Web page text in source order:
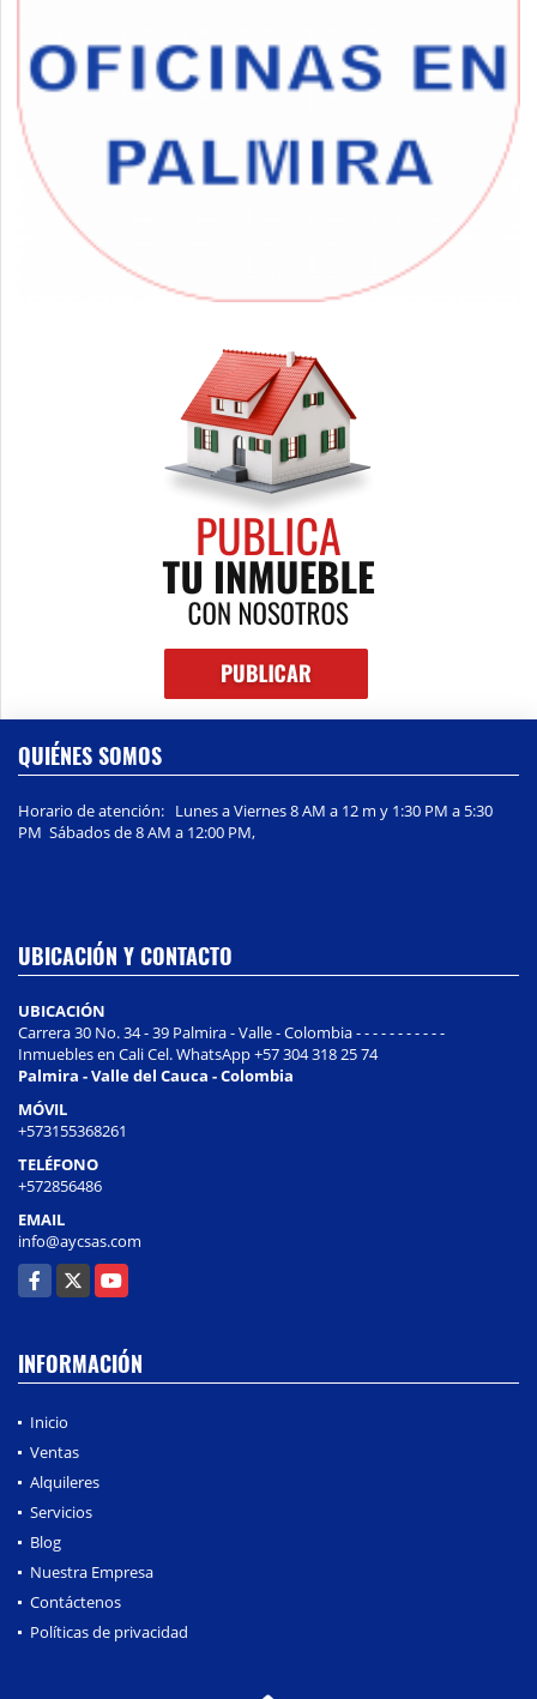
QUIÉNES SOMOS
Horario de atención: Lunes a Viernes 8 AM a 12 m y 1:30 PM a 5:30
PM Sábados de 8 AM a 12:00 PM,
UBICACIÓN Y CONTACTO
UBICACIÓN
Carrera 30 No. 34 - 39 Palmira - Valle - Colombia - - - - - - - - - - -
Inmuebles en Cali Cel. WhatsApp +57 304 318 25 74
Palmira - Valle del Cauca - Colombia
MÓVIL
+573155368261
TELÉFONO
+572856486
EMAIL
info@aycsas.com
Facebook
X YouTube
INFORMACIÓN
Inicio
Ventas
Alquileres
Servicios
Blog
Nuestra Empresa
Contáctenos
Políticas de privacidad